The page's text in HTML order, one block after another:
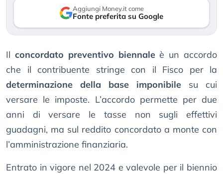
Aggiungi Money.it come
Fonte preferita su Google
Il concordato preventivo biennaleè un accordo
che il contribuente stringe con il Fisco per la
determinazione della base imponibile su cui
versare le imposte. L’accordo permette per due
anni di versare le tasse non sugli effettivi
guadagni, ma sul reddito concordato a monte con
l’amministrazione finanziaria.
Entrato in vigore nel 2024 e valevole per il biennio